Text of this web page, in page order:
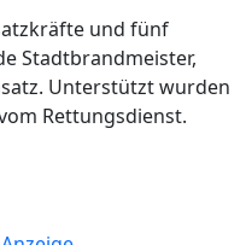
und fünf
Stadtbrandmeister,
Unterstützt wurden
Rettungsdienst.